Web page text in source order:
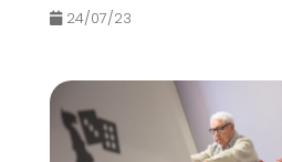
24/07/23